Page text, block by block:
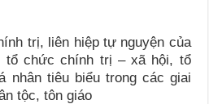
trị, liên hiệp tự nguyện của
chức chính trị – xã hội, tổ
nhân tiêu biểu trong các giai
tộc, tôn giáo